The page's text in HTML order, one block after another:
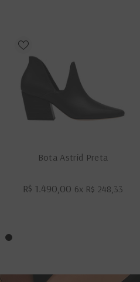
Bota Astrid Preta
R$ 1.490,00 6x R$ 248,33